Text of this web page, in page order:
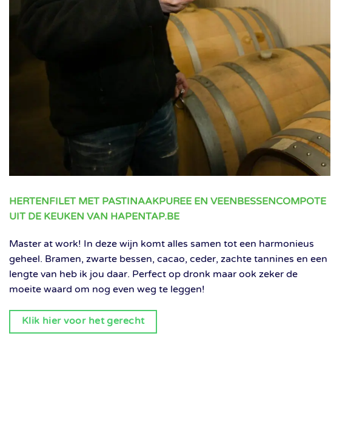
HERTENFILET MET PASTINAAKPUREE EN VEENBESSENCOMPOTE
UIT DE KEUKEN VAN HAPENTAP.BE
Master at work! In deze wijn komt alles samen tot een harmonieus
geheel. Bramen, zwarte bessen, cacao, ceder, zachte tannines en een
lengte van heb ik jou daar. Perfect op dronk maar ook zeker de
moeite waard om nog even weg te leggen!
Klik hier voor het gerecht